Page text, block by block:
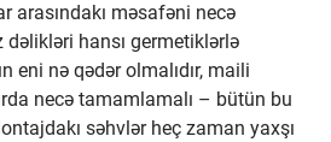
arasındakı məsafəni necə
dəlikləri hansı germetiklərlə
eni nə qədər olmalıdır, maili
necə tamamlamalı – bütün bu
səhvlər heç zaman yaxşı